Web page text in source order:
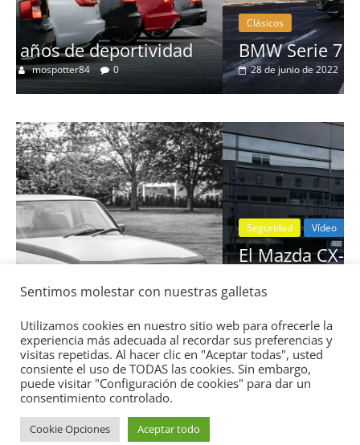
Clásicos
BMW Serie 7: lujo desde 1977
28 de junio de 2022 mospotter84 0
Seguridad Vídeo
El Mazda CX-5 2022 logra la máxima
nota en las pruebas de seguridad del
IIHS
11 de noviembre de 2021 mospotter84 0
Copyright © 2026Academia del Motor
Sentimos molestar con nuestras galletas
Utilizamos cookies en nuestro sitio web para ofrecerle la
experiencia más adecuada al recordar sus preferencias y
visitas repetidas. Al hacer clic en "Aceptar todas", usted
consiente el uso de TODAS las cookies. Sin embargo,
puede visitar "Configuración de cookies" para dar un
consentimiento controlado.
Cookie Opciones Aceptar todo